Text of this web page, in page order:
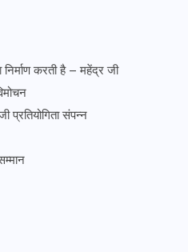
निर्माण करती है – महेंद्र जी
प्रतियोगिता संपन्न